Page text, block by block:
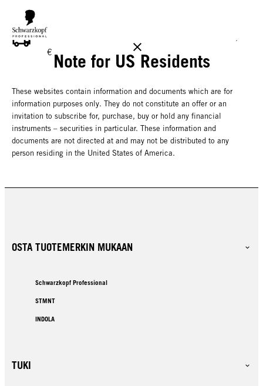
ILMAINEN TOIMITUS YLI 160 € TILAUKSIIN!
€ Note for US Residents
These websites contain information and documents which are for
information purposes only. They do not constitute an offer or an
invitation to subscribe for, purchase, buy or hold any financial
instruments – securities in particular. These information and
documents are not directed at and may not be distributed to any
person residing in the United States of America.
OSTA TUOTEMERKIN MUKAAN
Schwarzkopf Professional
STMNT
INDOLA
TUKI